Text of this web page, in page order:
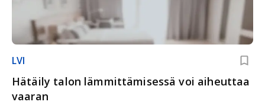
LVI
Hätäily talon lämmittämisessä voi aiheuttaa
vaaran